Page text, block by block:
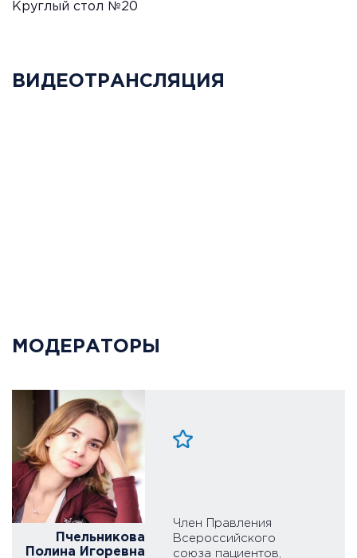
Круглый стол №20
ВИДЕОТРАНСЛЯЦИЯ
МОДЕРАТОРЫ
Пчельникова
Полина Игоревна
Член Правления
Всероссийского
союза пациентов,